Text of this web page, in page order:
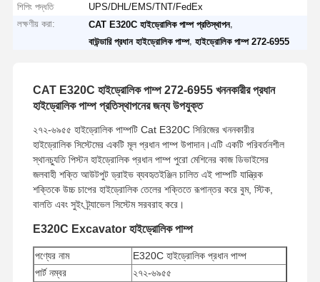
শিপিং পদ্ধতি
UPS/DHL/EMS/TNT/FedEx
লক্ষণীয় করা:
CAT E320C হাইড্রোলিক পাম্প প্রতিস্থাপন,
বাউন্ডারি প্রধান হাইড্রোলিক পাম্প,হাইড্রোলিক পাম্প 272-6955
CAT E320C হাইড্রোলিক পাম্প 272-6955 খননকারীর প্রধান
হাইড্রোলিক পাম্প প্রতিস্থাপনের জন্য উপযুক্ত
২৭২-৬৯৫৫ হাইড্রোলিক পাম্পটি Cat E320C সিরিজের খননকারীর
হাইড্রোলিক সিস্টেমের একটি মূল প্রধান পাম্প উপাদান।এটি একটি পরিবর্তনশীল
স্থানচ্যুতি পিস্টন হাইড্রোলিক প্রধান পাম্প পুরো মেশিনের কাজ ডিভাইসের
জলবাহী শক্তি আউটপুট ড্রাইভ ব্যবহৃতইঞ্জিন চালিত এই পাম্পটি যান্ত্রিক
শক্তিকে উচ্চ চাপের হাইড্রোলিক তেলের শক্তিতে রূপান্তর করে বুম, স্টিক,
বালতি এবং সুইং ট্র্যাভেল সিস্টেম সরবরাহ করে।
E320C Excavator হাইড্রোলিক পাম্প
পণ্যের নাম
E320C হাইড্রোলিক প্রধান পাম্প
পার্ট নম্বর
২৭২-৬৯৫৫